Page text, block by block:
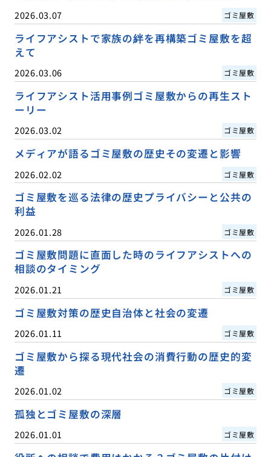
2026.03.07 ゴミ屋敷
ライフアシストで家族の絆を再構築ゴミ屋敷を超
えて
2026.03.06 ゴミ屋敷
ライフアシスト活用事例ゴミ屋敷からの再生スト
ーリー
2026.03.02 ゴミ屋敷
メディアが語るゴミ屋敷の歴史その変遷と影響
2026.02.02 ゴミ屋敷
ゴミ屋敷を巡る法律の歴史プライバシーと公共の
利益
2026.01.28 ゴミ屋敷
ゴミ屋敷問題に直面した時のライフアシストへの
相談のタイミング
2026.01.21 ゴミ屋敷
ゴミ屋敷対策の歴史自治体と社会の変遷
2026.01.11 ゴミ屋敷
ゴミ屋敷から探る現代社会の消費行動の歴史的変
遷
2026.01.02 ゴミ屋敷
孤独とゴミ屋敷の深層
2026.01.01 ゴミ屋敷